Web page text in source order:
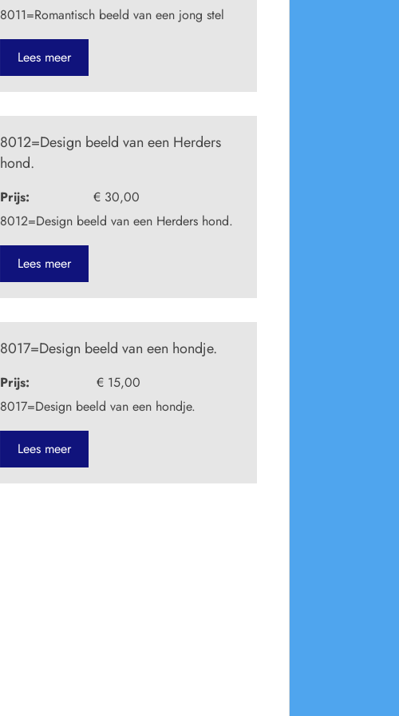
8011=Romantisch beeld van een jong stel
Lees meer
8012=Design beeld van een Herders
hond.
Prijs:
€ 30,00
8012=Design beeld van een Herders hond.
Lees meer
8017=Design beeld van een hondje.
Prijs:
€ 15,00
8017=Design beeld van een hondje.
Lees meer